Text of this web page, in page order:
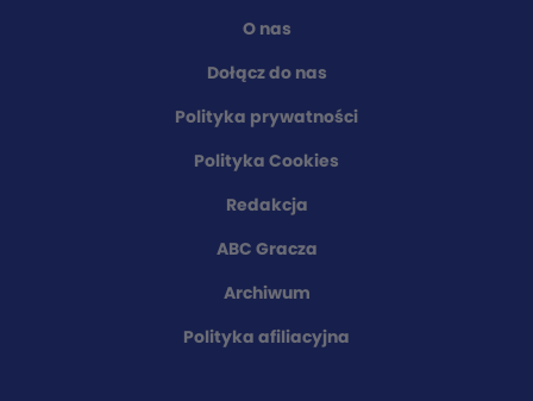
O nas
Dołącz do nas
Polityka prywatności
Polityka Cookies
Redakcja
ABC Gracza
Archiwum
Polityka afiliacyjna